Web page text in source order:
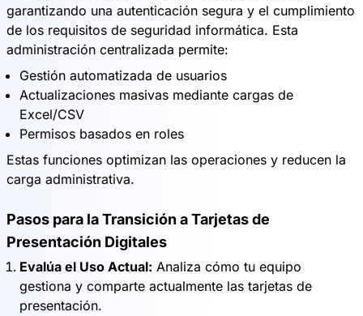
garantizando una autenticación segura y el cumplimiento
de los requisitos de seguridad informática. Esta
administración centralizada permite:
Gestión automatizada de usuarios
Actualizaciones masivas mediante cargas de
Excel/CSV
Permisos basados en roles
Estas funciones optimizan las operaciones y reducen la
carga administrativa.
Pasos para la Transición a Tarjetas de
Presentación Digitales
Evalúa el Uso Actual: Analiza cómo tu equipo
gestiona y comparte actualmente las tarjetas de
presentación.